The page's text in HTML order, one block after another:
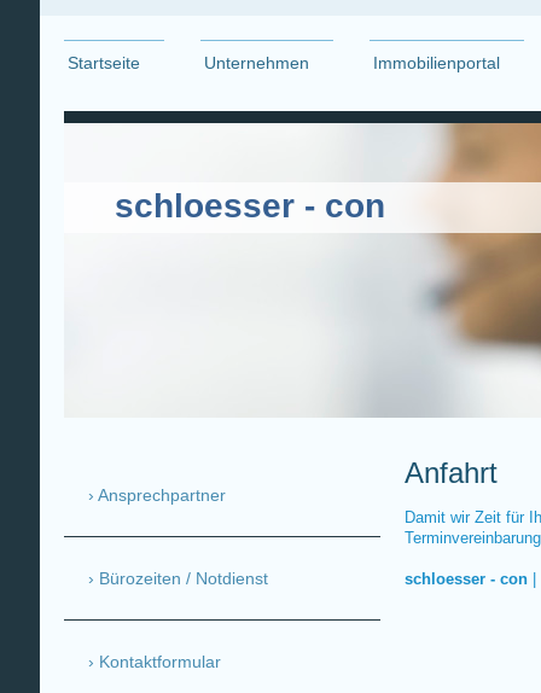
Startseite Unternehmen Immobilienportal
schloesser - con
Anfahrt
Damit wir Zeit für
schloesser - con|
Ansprechpartner
Bürozeiten / Notdienst
Kontaktformular